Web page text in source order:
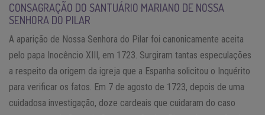
CONSAGRAÇÃO DO SANTUÁRIO MARIANO DE NOSSA
SENHORA DO PILAR
A aparição de Nossa Senhora do Pilar foi canonicamente aceita
pelo papa Inocêncio XIII, em 1723. Surgiram tantas especulações
a respeito da origem da igreja que a Espanha solicitou o Inquérito
para verificar os fatos. Em 7 de agosto de 1723, depois de uma
cuidadosa investigação, doze cardeais que cuidaram do caso